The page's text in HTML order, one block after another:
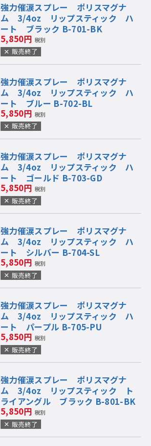
強力催涙スプレー ポリスマグナ
ム 3/4oz リップスティック ハ
ート ブラック B-701-BK
5,850円 税別
販売終了
強力催涙スプレー ポリスマグナ
ム 3/4oz リップスティック ハ
ート ブルー B-702-BL
5,850円 税別
販売終了
強力催涙スプレー ポリスマグナ
ム 3/4oz リップスティック ハ
ート ゴールド B-703-GD
5,850円 税別
販売終了
強力催涙スプレー ポリスマグナ
ム 3/4oz リップスティック ハ
ート シルバー B-704-SL
5,850円 税別
販売終了
強力催涙スプレー ポリスマグナ
ム 3/4oz リップスティック ハ
ート パープル B-705-PU
5,850円 税別
販売終了
強力催涙スプレー ポリスマグナ
ム 3/4oz リップスティック ト
ライアングル ブラック B-801-BK
5,850円 税別
販売終了